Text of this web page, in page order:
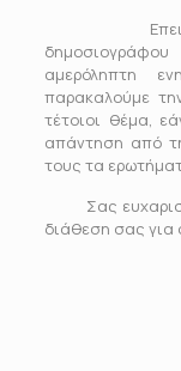
Επειδή
αμερόληπτη
παρακαλούμε
τέτοιοι θέμα,
απάντηση από
τους τα
Σας
διάθεση σας για